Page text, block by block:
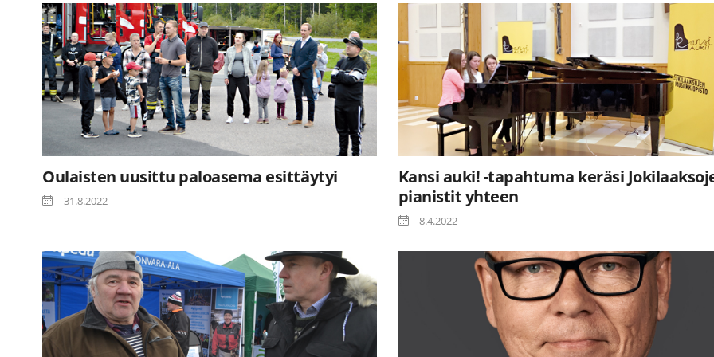
Oulaisten uusittu paloasema esittäytyi
31.8.2022
Kansi auki! -tapahtuma keräsi
pianistit yhteen
8.4.2022